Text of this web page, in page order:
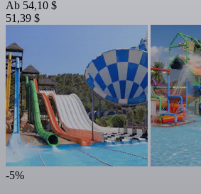
Ab 54,10 $
51,39 $
-5%